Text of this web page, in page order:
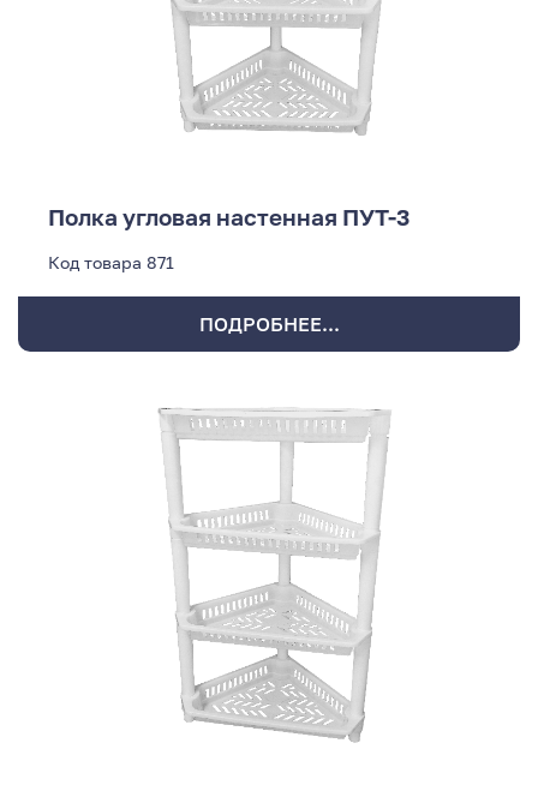
Полка угловая настенная ПУТ-3
Код товара 871
ПОДРОБНЕЕ...